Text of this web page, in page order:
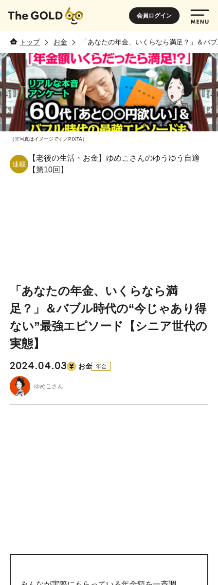
会員ログイン
トップ お金 「あなたの年金、いくらなら満足？」＆バ
（※写真はイメージです／PIXTA）
連載
【老後の生活・お金】ゆめこさんのゆうゆう自適
【第10回】
「あなたの年金、いくらなら満
足？」＆バブル時代の“今じゃあり得
ない”最強エピソード【シニア世代の
実態】
2024.04.03 お金 年金
ゆめこさん